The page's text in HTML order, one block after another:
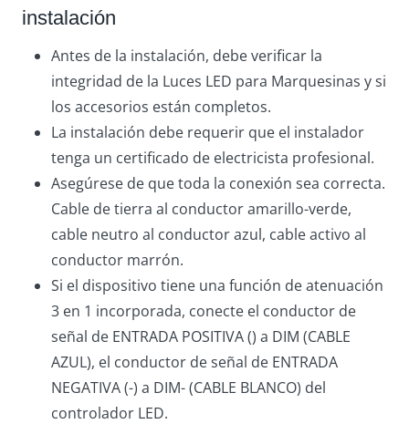
instalación
Antes de la instalación, debe verificar la
integridad de la Luces LED para Marquesinas y si
los accesorios están completos.
La instalación debe requerir que el instalador
tenga un certificado de electricista profesional.
Asegúrese de que toda la conexión sea correcta.
Cable de tierra al conductor amarillo-verde,
cable neutro al conductor azul, cable activo al
conductor marrón.
Si el dispositivo tiene una función de atenuación
3 en 1 incorporada, conecte el conductor de
señal de ENTRADA POSITIVA () a DIM (CABLE
AZUL), el conductor de señal de ENTRADA
NEGATIVA (-) a DIM- (CABLE BLANCO) del
controlador LED.